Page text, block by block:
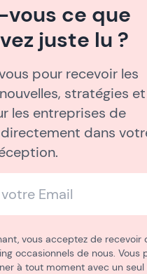
vous ce que
juste lu ?
pour recevoir les
stratégies et
les entreprises de
dans
vous acceptez de recevoir
occasionnels de nous. Vous
à tout moment avec un seul